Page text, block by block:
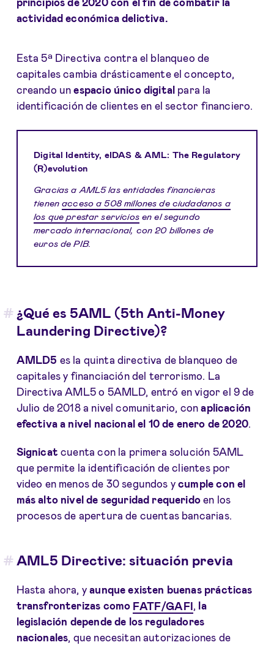
actividad económica delictiva.
Esta 5ª Directiva contra el blanqueo de
capitales cambia drásticamente el concepto,
creando unespacio único digital para la
identificación de clientes en el sector financiero.
Digital Identity, eIDAS & AML: The Regulatory
(R)evolution
Gracias a AML5 las entidades financieras
tienenacceso a 508 millones de ciudadanos a
los que prestar serviciosen el segundo
mercado internacional, con 20 billones de
euros de PIB.
¿Qué es 5AML (5th Anti-Money
Laundering Directive)?
AMLD5 es la quinta directiva de blanqueo de
capitales y financiación del terrorismo. La
Directiva AML5 o 5AMLD, entró en vigor el 9 de
Julio de 2018 a nivel comunitario, conaplicación
efectiva a nivel nacional el 10 de enero de 2020.
Signicatcuenta con la primera solución 5AML
que permite la identificación de clientes por
video en menos de 30 segundos ycumple con el
más alto nivel de seguridad requerido en los
procesos de apertura de cuentas bancarias.
AML5 Directive: situación previa
Hasta ahora, yaunque existen buenas prácticas
transfronterizas como FATF/GAFI, la
legislación depende de los reguladores
nacionales, que necesitan autorizaciones de